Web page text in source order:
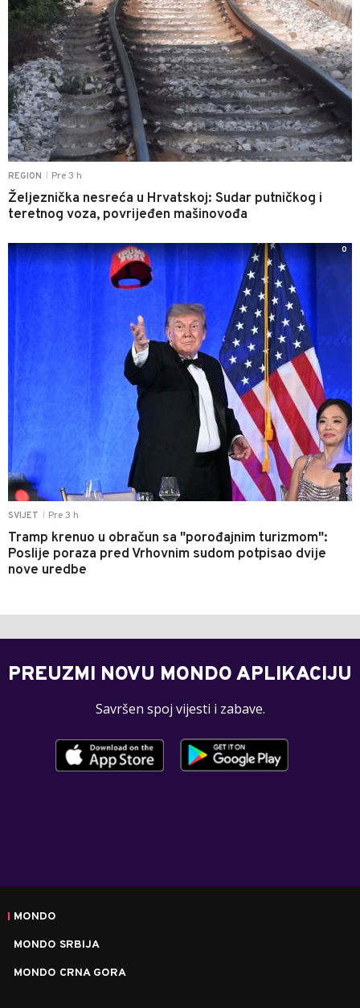
REGION Pre 3 h
Željeznička nesreća u Hrvatskoj: Sudar putničkog i
teretnog voza, povrijeđen mašinovođa
SVIJET Pre 3 h
Tramp krenuo u obračun sa "porođajnim turizmom":
Poslije poraza pred Vrhovnim sudom potpisao dvije
nove uredbe
0
PREUZMI NOVU MONDO APLIKACIJU
Savršen spoj vijesti i zabave.
MONDO
MONDO SRBIJA
MONDO CRNA GORA